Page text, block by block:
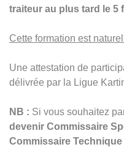
traiteur au plus tard le 5
Cette formation est
Une attestation de
délivrée par la Ligue
NB : Si vous souhaitez
devenir Commissaire
Commissaire Technique